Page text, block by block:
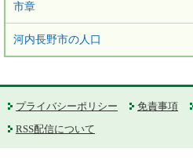
市章
河内長野市の人口
プライバシーポリシー 免責事項
RSS配信について